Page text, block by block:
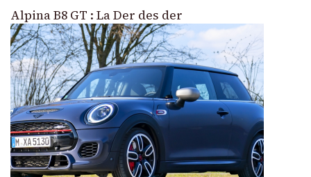
Alpina B8 GT : La Der des der